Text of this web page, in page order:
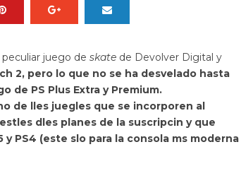
peculiar juego de skate de Devolver Digital y
2, pero lo que no se ha desvelado hasta
de PS Plus Extra y Premium.
de lles juegles que se incorporen al
dles planes de la suscripcin y que
PS4 (este slo para la consola ms moderna